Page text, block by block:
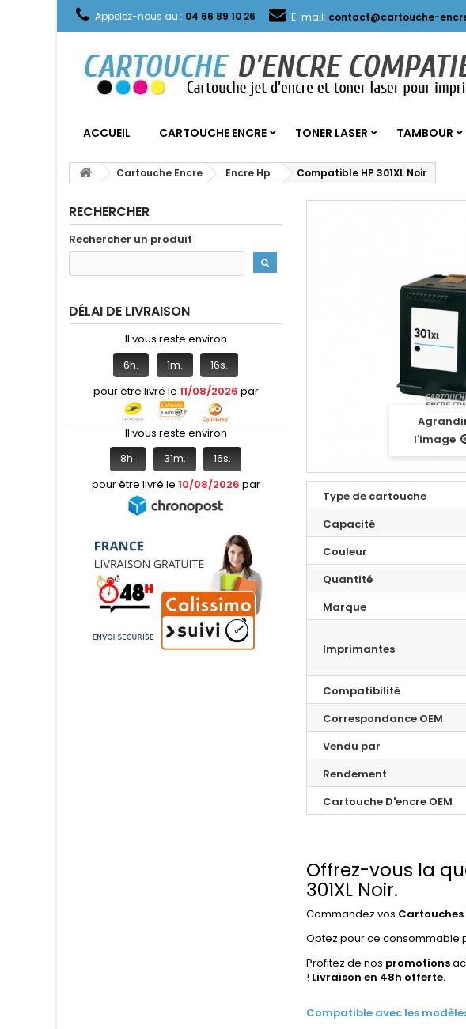
Appelez-nous au : 04 66 89 10 26 E-mail: contact@cartouche-
ACCUEIL CARTOUCHE ENCRE TONER LASER TAMBOUR
Cartouche Encre Encre Hp Compatible HP 301XL Noir
RECHERCHER
Rechercher un produit
DÉLAI DE LIVRAISON
Il vous reste environ
6h. 1m. 15s.
pour être livré le 11/08/2026 par
Il vous reste environ
8h. 31m. 15s.
pour être livré le 10/08/2026 par
l'image
Type de cartouche
Capacité
Couleur
Quantité
Marque
Imprimantes
Compatibilité
Correspondance OEM
Vendu par
Rendement
Cartouche D'encre OEM
Offrez-vous la
301XL Noir.
Commandez vos Cartouches
Optez pour ce consommable
Profitez de nos promotions
! Livraison en 48h offerte.
Compatible avec les